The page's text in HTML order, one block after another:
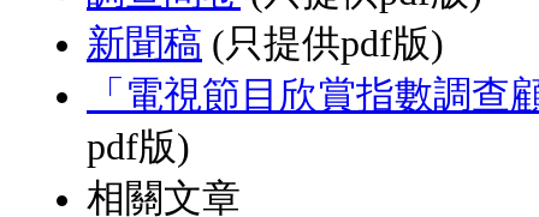
新聞稿 (只提供pdf版)
「電視節目欣賞指數調查
pdf版)
相關文章